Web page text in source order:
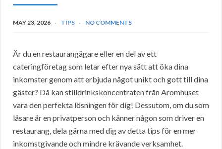
MAY 23, 2026 TIPS NO COMMENTS
Är du en restaurangägare eller en del av ett
cateringföretag som letar efter nya sätt att öka dina
inkomster genom att erbjuda något unikt och gott till dina
gäster? Då kan stilldrinkskoncentraten från Aromhuset
vara den perfekta lösningen för dig! Dessutom, om du som
läsare är en privatperson och känner någon som driver en
restaurang, dela gärna med dig av detta tips för en mer
inkomstgivande och mindre krävande verksamhet.